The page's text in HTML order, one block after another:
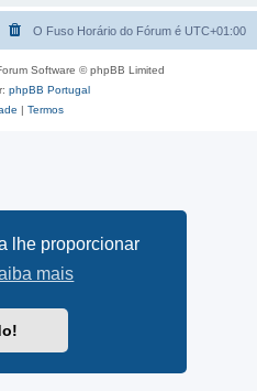
lhe proporcionar
mais
O Fuso Horário do Fórum é UTC+01:00
Software © phpBB Limited
phpBB Portugal
| Termos